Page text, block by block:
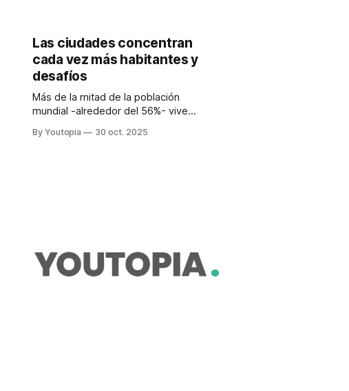
Las ciudades concentran
cada vez más habitantes y
desafíos
Más de la mitad de la población
mundial -alrededor del 56%- vive
de las Naciones Unidas (ONU)
By Youtopia 30 oct. 2025